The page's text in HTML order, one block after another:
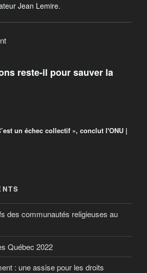
Jean Lemire.
reste-il pour sauver la
un échec collectif », conclut l'ONU |
fait un sombre bilan de l’inaction
depuis une décennie.
des communautés religieuses au
Québec 2022
: une assise pour les droits